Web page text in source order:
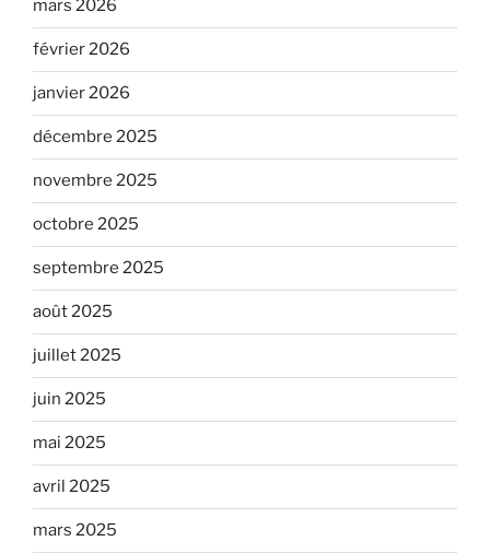
mars 2026
février 2026
janvier 2026
décembre 2025
novembre 2025
octobre 2025
septembre 2025
août 2025
juillet 2025
juin 2025
mai 2025
avril 2025
mars 2025